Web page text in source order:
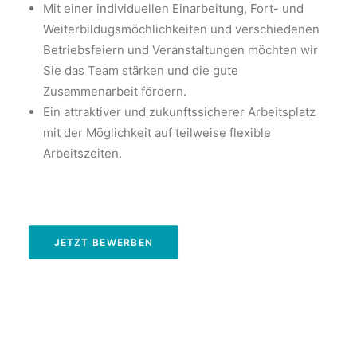
Mit einer individuellen Einarbeitung, Fort- und
Weiterbildugsmöchlichkeiten und verschiedenen
Betriebsfeiern und Veranstaltungen möchten wir
Sie das Team stärken und die gute
Zusammenarbeit fördern.
Ein attraktiver und zukunftssicherer Arbeitsplatz
mit der Möglichkeit auf teilweise flexible
Arbeitszeiten.
JETZT BEWERBEN